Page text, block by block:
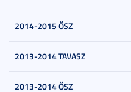
2014-2015 ŐSZ
2013-2014 TAVASZ
2013-2014 ŐSZ